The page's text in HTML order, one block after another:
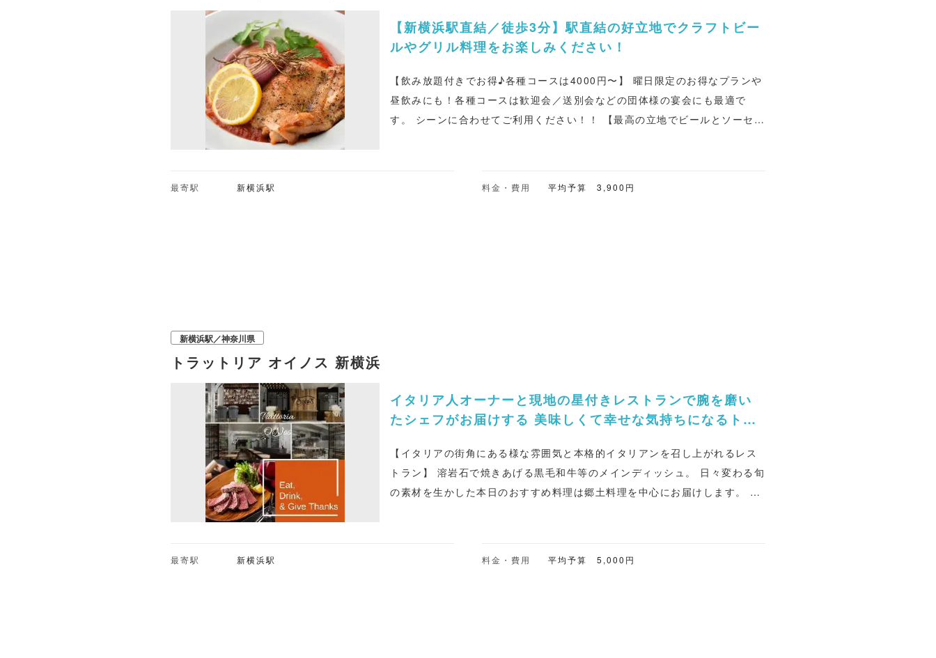
【新横浜駅直結／徒歩3分】駅直結の好立地でクラフトビー
ルやグリル料理をお楽しみください！
【飲み放題付きでお得♪各種コースは4000円〜】 曜日限定のお得なプランや
昼飲みにも！各種コースは歓迎会／送別会などの団体様の宴会にも最適で
す。 シーンに合わせてご利用ください！！ 【最高の立地でビールとソーセー
最寄駅 新横浜駅 料金・費用 平均予算 3,900円
新横浜駅／神奈川県
トラットリア オイノス 新横浜
イタリア人オーナーと現地の星付きレストランで腕を磨い
たシェフがお届けする 美味しくて幸せな気持ちになるトラ
【イタリアの街角にある様な雰囲気と本格的イタリアンを召し上がれるレス
トラン】 溶岩石で焼きあげる黒毛和牛等のメインディッシュ。 日々変わる旬
の素材を生かした本日のおすすめ料理は郷土料理を中心にお届けします。 他
最寄駅 新横浜駅 料金・費用 平均予算 5,000円